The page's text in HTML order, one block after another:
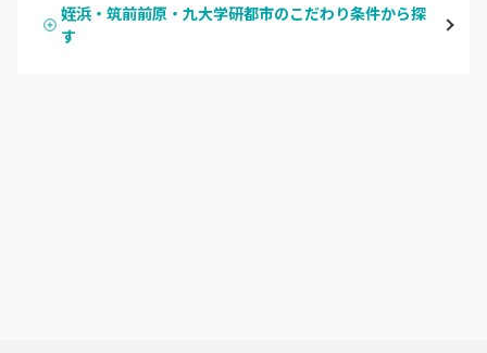
ハンドスカルプ
姪浜・筑前前原・九大学研都市のこだわり条件から探
す